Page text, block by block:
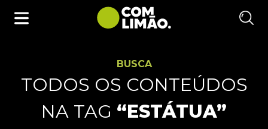
BUSCA
TODOS OS CONTEÚDOS
NA TAG “ESTÁTUA”